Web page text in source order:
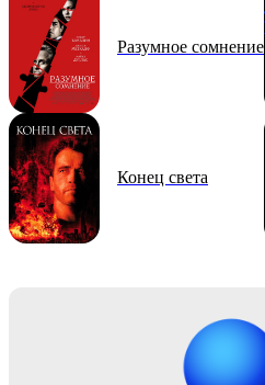
Разумное сомнение
Конец света